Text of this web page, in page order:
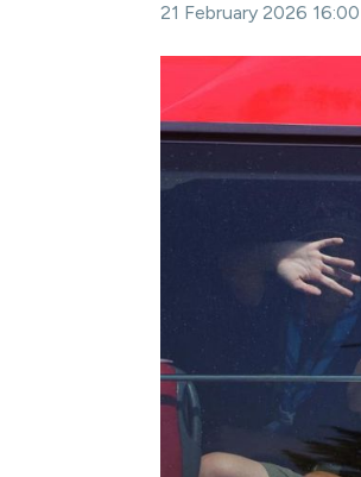
21 February 2026 16:00